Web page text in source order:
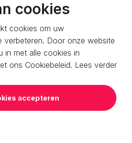
website trekken
onze standaard ingebouwde
tools.
cookies
cookies om uw
verbeteren. Door onze website
in met alle cookies in
ons Cookiebeleid. Lees verder
accepteren